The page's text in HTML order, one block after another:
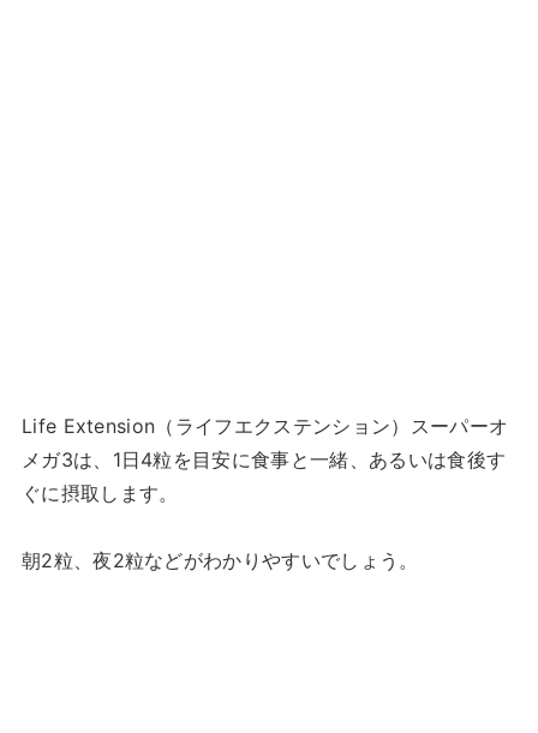
Life Extension（ライフエクステンション）スーパーオ
メガ3は、1日4粒を目安に食事と一緒、あるいは食後す
ぐに摂取します。
朝2粒、夜2粒などがわかりやすいでしょう。